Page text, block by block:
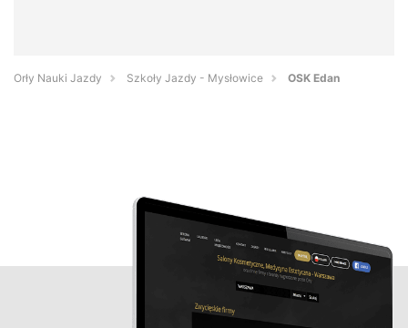
Orły Nauki Jazdy Szkoły Jazdy - Mysłowice OSK Edan